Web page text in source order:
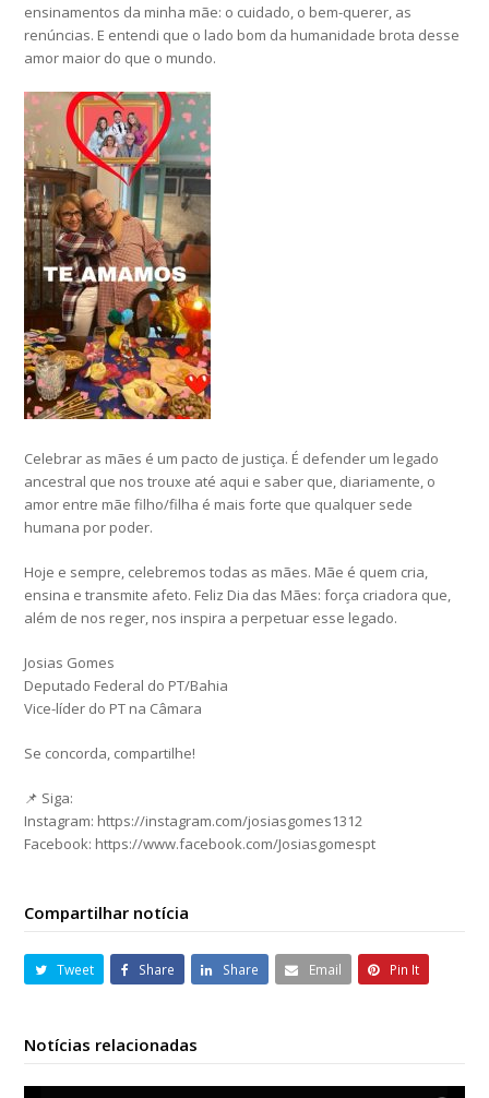
ensinamentos da minha mãe: o cuidado, o bem-querer, as
renúncias. E entendi que o lado bom da humanidade brota desse
amor maior do que o mundo.
Celebrar as mães é um pacto de justiça. É defender um legado
ancestral que nos trouxe até aqui e saber que, diariamente, o
amor entre mãe filho/filha é mais forte que qualquer sede
humana por poder.
Hoje e sempre, celebremos todas as mães. Mãe é quem cria,
ensina e transmite afeto. Feliz Dia das Mães: força criadora que,
além de nos reger, nos inspira a perpetuar esse legado.
Josias Gomes
Deputado Federal do PT/Bahia
Vice-líder do PT na Câmara
Se concorda, compartilhe!
📌 Siga:
Instagram: https://instagram.com/josiasgomes1312
Facebook: https://www.facebook.com/Josiasgomespt
Compartilhar notícia
Tweet Share Share Email Pin It
Notícias relacionadas